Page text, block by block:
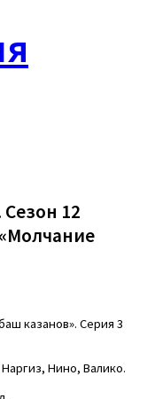
12
казанов». Серия 3
Нино, Валико.